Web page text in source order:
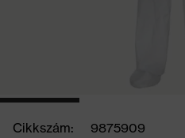
Cikkszám:
9875909